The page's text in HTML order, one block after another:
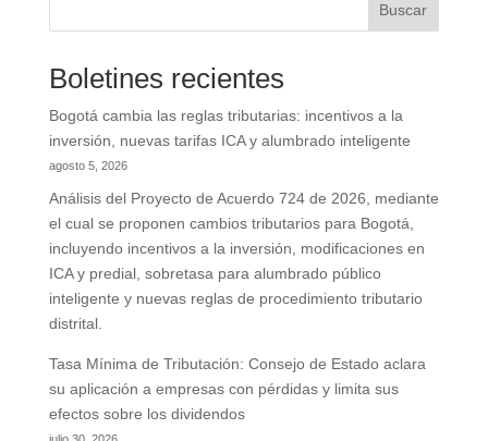
Buscar
Boletines recientes
Bogotá cambia las reglas tributarias: incentivos a la
inversión, nuevas tarifas ICA y alumbrado inteligente
agosto 5, 2026
Análisis del Proyecto de Acuerdo 724 de 2026, mediante
el cual se proponen cambios tributarios para Bogotá,
incluyendo incentivos a la inversión, modificaciones en
ICA y predial, sobretasa para alumbrado público
inteligente y nuevas reglas de procedimiento tributario
distrital.
Tasa Mínima de Tributación: Consejo de Estado aclara
su aplicación a empresas con pérdidas y limita sus
efectos sobre los dividendos